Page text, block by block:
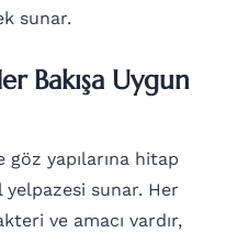
sunar.
Bakışa Uygun
göz yapılarına hitap
sunar. Her
ve amacı vardır,